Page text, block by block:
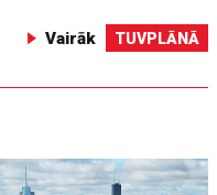
Vairāk TUVPLĀNĀ